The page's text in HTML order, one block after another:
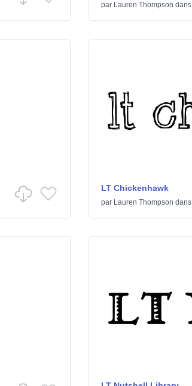
par Lauren Thompson dans
LT Chickenhawk
par Lauren Thompson dans